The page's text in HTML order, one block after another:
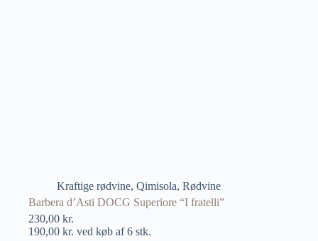
Kraftige rødvine, Qimisola, Rødvine
Barbera d’Asti DOCG Superiore “I fratelli”
230,00 kr.
190,00 kr. ved køb af 6 stk.